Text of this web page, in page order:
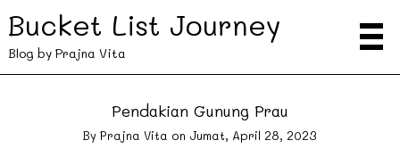
Bucket List Journey
Blog by Prajna Vita
Pendakian Gunung Prau
By Prajna Vita on Jumat, April 28, 2023